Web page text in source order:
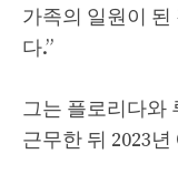
가족의 일원이
다.”
그는 플로리다와
근무한 뒤 2023